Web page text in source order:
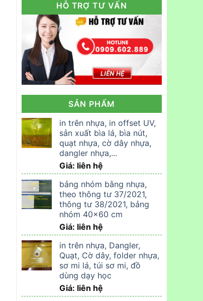
HỖ TRỢ TƯ VẤN
SẢN PHẨM
in trên nhựa, in offset UV,
sản xuất bìa lá, bìa nút,
quạt nhựa, cờ dây nhựa,
dangler nhựa,...
Giá: liên hệ
bảng nhóm bằng nhựa,
theo thông tư 37/2021,
thông tư 38/2021, bảng
nhóm 40x60 cm
Giá: liên hệ
in trên nhựa, Dangler,
Quạt, Cờ dây, folder nhựa,
sơ mi lá, túi sơ mi, đồ
dùng dạy học
Giá: liên hệ